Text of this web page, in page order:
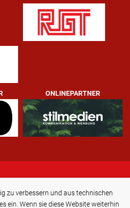
ONLINEPARTNER
e.V.
Sudetenstraße 21
Bad Neustadt-Salz
zu verbessern und aus technischen
ein. Wenn sie diese Website weiterhin